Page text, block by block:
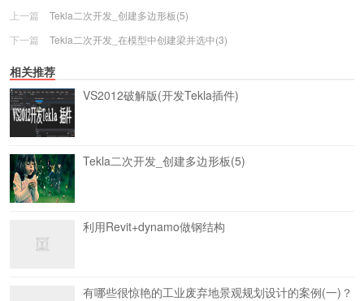
上一篇
Tekla二次开发_创建多边形板(5)
下一篇
Tekla二次开发_在模型中创建梁并选中(3)
相关推荐
VS2012破解版(开发Tekla插件)
Tekla二次开发_创建多边形板(5)
利用Revit+dynamo做钢结构
有哪些很惊艳的工业废弃地景观规划设计的案例(一)？